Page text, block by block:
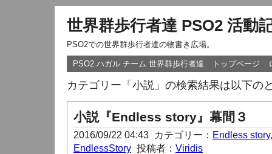
世界群歩行者達 PSO2 活動
PSO2での世界群歩行者達の物書き広場。
PSO2 ハガル チーム 世界群歩行者達 トップページ
カテゴリー「小説」の検索結果は以下の
小説『Endless story』幕間３
2016/09/22 04:43 カテゴリー： Endless story
EndlessStory 投稿者： Viridis